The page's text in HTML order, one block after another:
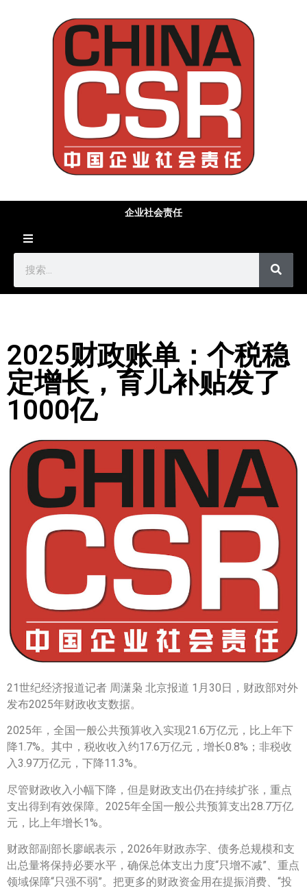
企业社会责任
2025财政账单：个税稳
定增长，育儿补贴发了
1000亿
21世纪经济报道记者 周潇枭 北京报道 1月30日，财政部对外
发布2025年财政收支数据。
2025年，全国一般公共预算收入实现21.6万亿元，比上年下
降1.7%。其中，税收收入约17.6万亿元，增长0.8%；非税收
入3.97万亿元，下降11.3%。
尽管财政收入小幅下降，但是财政支出仍在持续扩张，重点
支出得到有效保障。2025年全国一般公共预算支出28.7万亿
元，比上年增长1%。
财政部副部长廖岷表示，2026年财政赤字、债务总规模和支
出总量将保持必要水平，确保总体支出力度“只增不减”、重点
领域保障“只强不弱”。把更多的财政资金用在提振消费、“投